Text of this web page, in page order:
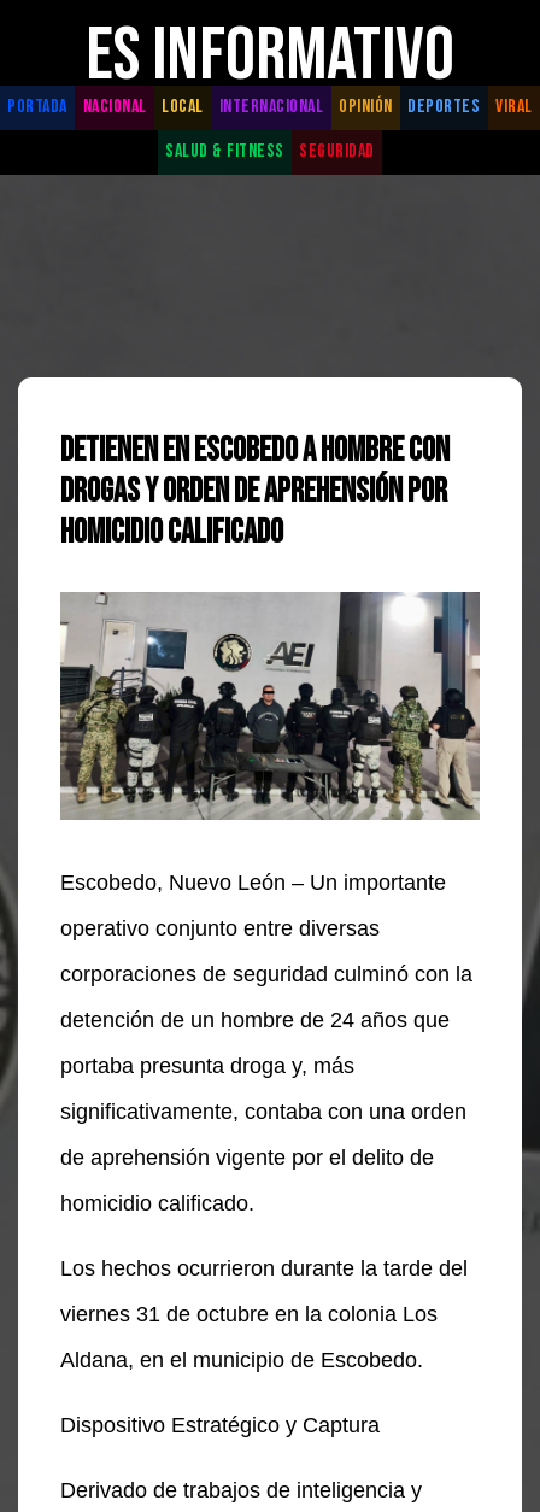
ES INFORMATIVO
PORTADA NACIONAL LOCAL INTERNACIONAL OPINIÓN DEPORTES
VIRAL
SALUD & FITNESS
SEGURIDAD
Detienen en Escobedo a Hombre con
Drogas y Orden de Aprehensión por
Homicidio Calificado
Escobedo, Nuevo León – Un importante
operativo conjunto entre diversas
corporaciones de seguridad culminó con la
detención de un hombre de 24 años que
portaba presunta droga y, más
significativamente, contaba con una orden
de aprehensión vigente por el delito de
homicidio calificado.
Los hechos ocurrieron durante la tarde del
viernes 31 de octubre en la colonia Los
Aldana, en el municipio de Escobedo.
Dispositivo Estratégico y Captura
Derivado de trabajos de inteligencia y